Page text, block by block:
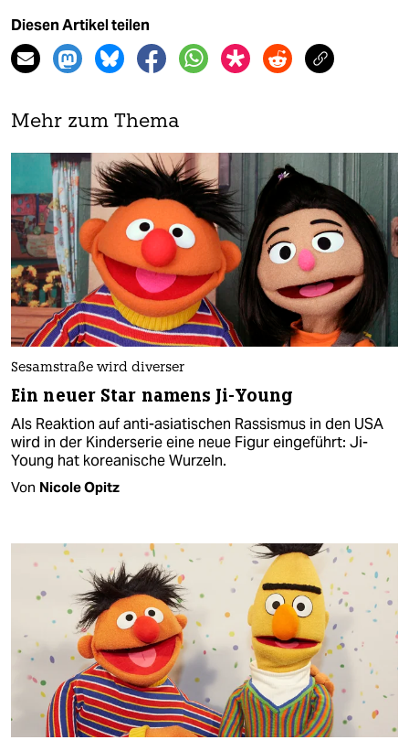
Diesen Artikel teilen
Mehr zum Thema
Sesamstraße wird diverser
Ein neuer Star namens Ji-Young
Als Reaktion auf anti-asiatischen Rassismus in den USA
wird in der Kinderserie eine neue Figur eingeführt: Ji-
Young hat koreanische Wurzeln.
Von Nicole Opitz